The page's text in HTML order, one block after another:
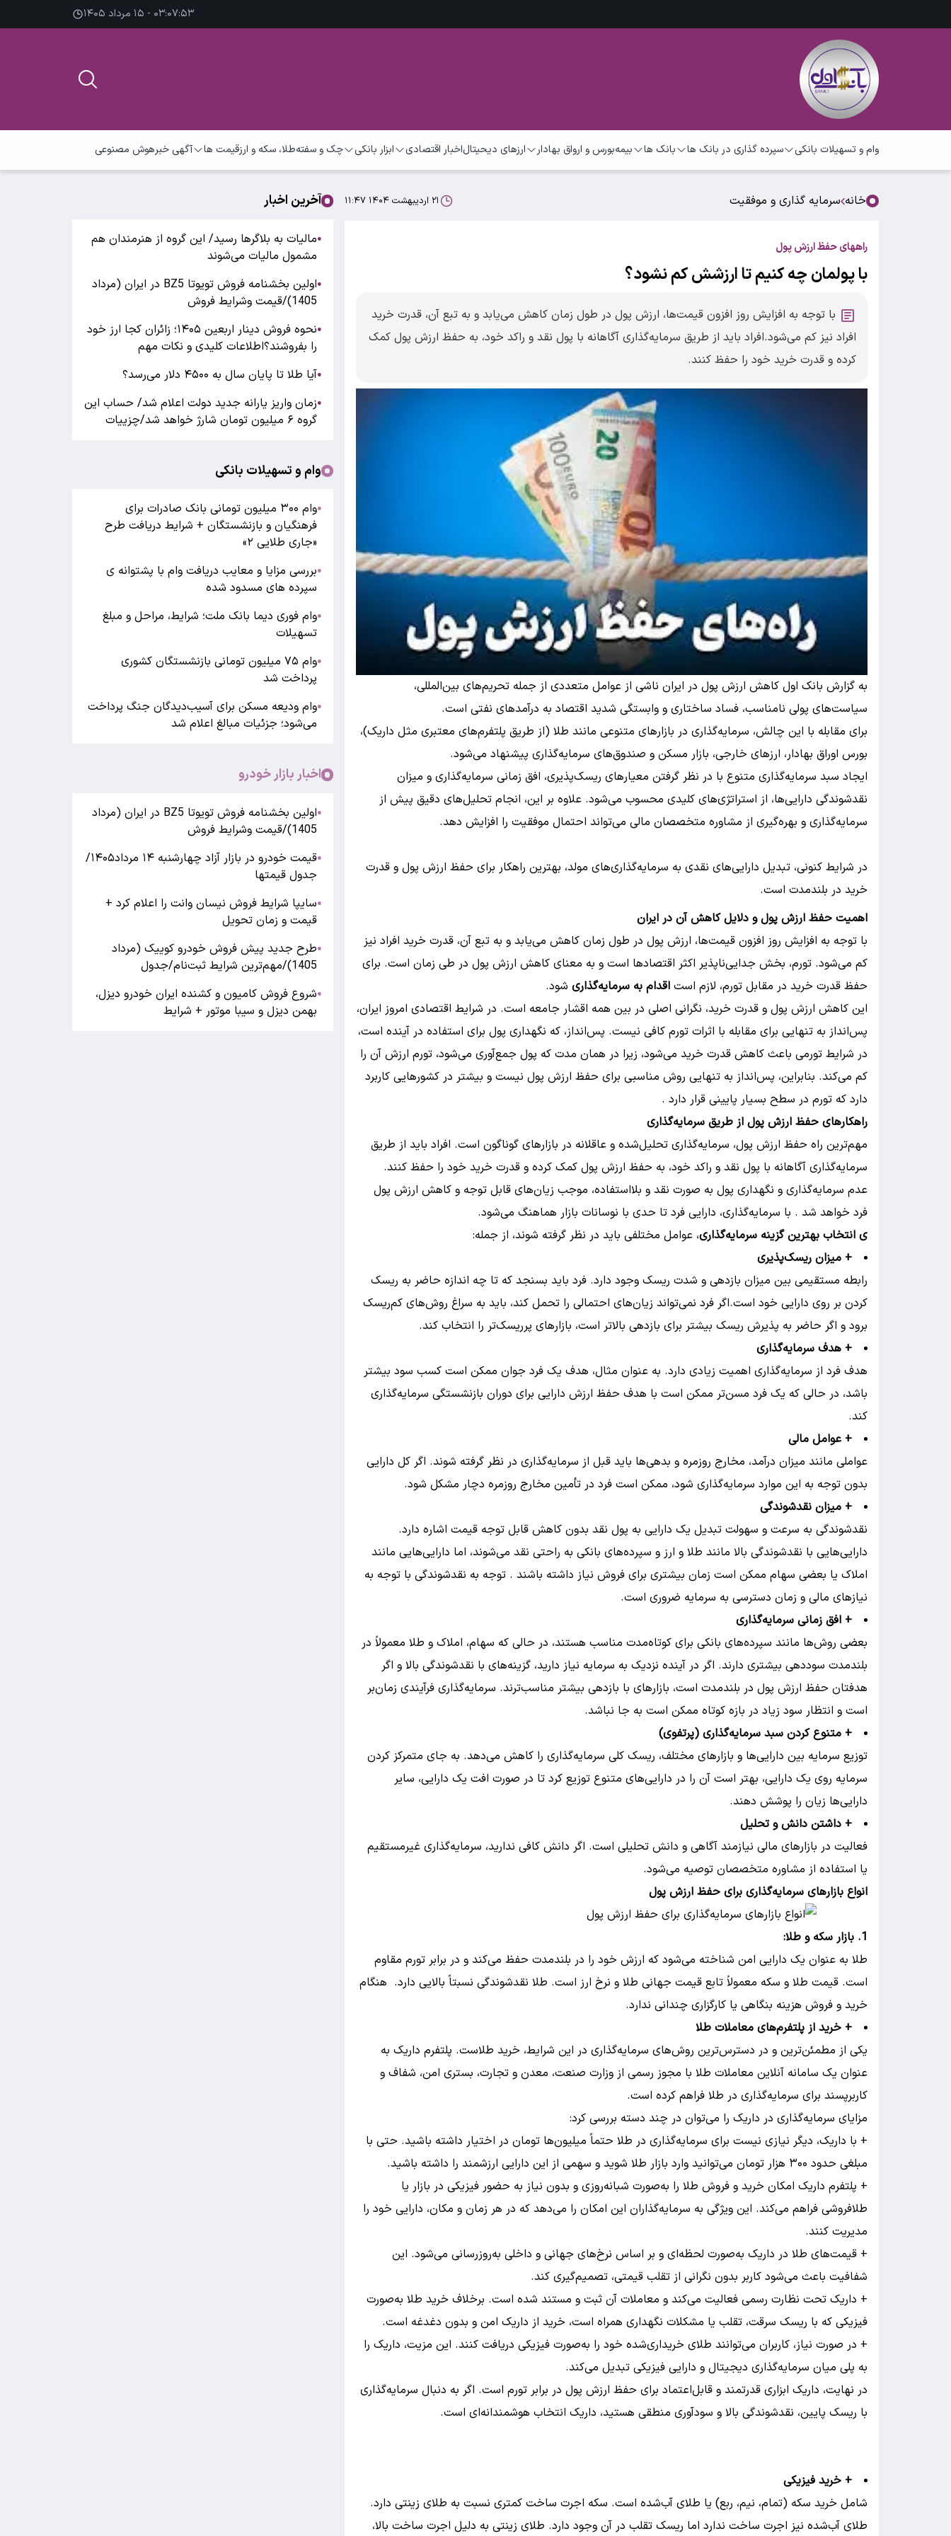
۰۳:۰۷:۵۴ - ۱۵ مرداد ۱۴۰۵
وام و تسهیلات بانکی سپرده گذاری در بانک ها بانک ها بیمهبورس و ارواق بهادار ارزهای دیحیتالاخبار اقتصادی ابزار بانکی چک و سفتهطلا، سکه و ارزقیمت ها آگهی خبرهوش مصنوعی
خانه سرمایه گذاری و موفقیت ۲۱ اردیبهشت ۱۴۰۴ ۱۱:۴۷
راههای حفظ ارزش پول
با پولمان چه کنیم تا ارزشش کم نشود؟
با توجه به افزایش روز افزون قیمت‌ها، ارزش پول در طول زمان کاهش می‌یابد و به تبع آن، قدرت خرید
افراد نیز کم می‌شود.افراد باید از طریق سرمایه‌گذاری آگاهانه با پول نقد و راکد خود، به حفظ ارزش پول کمک
کرده و قدرت خرید خود را حفظ کنند.
به گزارش بانک اول کاهش ارزش پول در ایران ناشی از عوامل متعددی از جمله تحریم‌های بین‌المللی،
سیاست‌های پولی نامناسب، فساد ساختاری و وابستگی شدید اقتصاد به درآمدهای نفتی است.
برای مقابله با این چالش، سرمایه‌گذاری در بازارهای متنوعی مانند طلا (از طریق پلتفرم‌های معتبری مثل داریک)،
بورس اوراق بهادار، ارزهای خارجی، بازار مسکن و صندوق‌های سرمایه‌گذاری پیشنهاد می‌شود.
ایجاد سبد سرمایه‌گذاری متنوع با در نظر گرفتن معیارهای ریسک‌پذیری، افق زمانی سرمایه‌گذاری و میزان
نقدشوندگی دارایی‌ها، از استراتژی‌های کلیدی محسوب می‌شود. علاوه بر این، انجام تحلیل‌های دقیق پیش از
سرمایه‌گذاری و بهره‌گیری از مشاوره متخصصان مالی می‌تواند احتمال موفقیت را افزایش دهد.
در شرایط کنونی، تبدیل دارایی‌های نقدی به سرمایه‌گذاری‌های مولد، بهترین راهکار برای حفظ ارزش پول و قدرت
خرید در بلندمدت است.
اهمیت حفظ ارزش پول و دلایل کاهش آن در ایران
با توجه به افزایش روز افزون قیمت‌ها، ارزش پول در طول زمان کاهش می‌یابد و به تبع آن، قدرت خرید افراد نیز
کم می‌شود. تورم، بخش جدایی‌ناپذیر اکثر اقتصادها است و به معنای کاهش ارزش پول در طی زمان است. برای
حفظ قدرت خرید در مقابل تورم، لازم است اقدام به سرمایه‌گذاری شود.
این کاهش ارزش پول و قدرت خرید، نگرانی اصلی در بین همه اقشار جامعه است. در شرایط اقتصادی امروز ایران،
پس‌انداز به تنهایی برای مقابله با اثرات تورم کافی نیست. پس‌انداز، که نگهداری پول برای استفاده در آینده است،
در شرایط تورمی باعث کاهش قدرت خرید می‌شود، زیرا در همان مدت که پول جمع‌آوری می‌شود، تورم ارزش آن را
کم می‌کند. بنابراین، پس‌انداز به تنهایی روش مناسبی برای حفظ ارزش پول نیست و بیشتر در کشورهایی کاربرد
دارد که تورم در سطح بسیار پایینی قرار دارد .
راهکارهای حفظ ارزش پول از طریق سرمایه‌گذاری
مهم‌ترین راه حفظ ارزش پول، سرمایه‌گذاری تحلیل‌شده و عاقلانه در بازارهای گوناگون است. افراد باید از طریق
سرمایه‌گذاری آگاهانه با پول نقد و راکد خود، به حفظ ارزش پول کمک کرده و قدرت خرید خود را حفظ کنند.
عدم سرمایه‌گذاری و نگهداری پول به صورت نقد و بلااستفاده، موجب زیان‌های قابل توجه و کاهش ارزش پول
فرد خواهد شد . با سرمایه‌گذاری، دارایی فرد تا حدی با نوسانات بازار هماهنگ می‌شود.
ی انتخاب بهترین گزینه سرمایه‌گذاری، عوامل مختلفی باید در نظر گرفته شوند، از جمله:
+ میزان ریسک‌پذیری
رابطه مستقیمی بین میزان بازدهی و شدت ریسک وجود دارد. فرد باید بسنجد که تا چه اندازه حاضر به ریسک
کردن بر روی دارایی خود است.اگر فرد نمی‌تواند زیان‌های احتمالی را تحمل کند، باید به سراغ روش‌های کم‌ریسک
برود و اگر حاضر به پذیرش ریسک بیشتر برای بازدهی بالاتر است، بازارهای پرریسک‌تر را انتخاب کند.
+ هدف سرمایه‌گذاری
هدف فرد از سرمایه‌گذاری اهمیت زیادی دارد. به عنوان مثال، هدف یک فرد جوان ممکن است کسب سود بیشتر
باشد، در حالی که یک فرد مسن‌تر ممکن است با هدف حفظ ارزش دارایی برای دوران بازنشستگی سرمایه‌گذاری
کند.
+ عوامل مالی
عواملی مانند میزان درآمد، مخارج روزمره و بدهی‌ها باید قبل از سرمایه‌گذاری در نظر گرفته شوند. اگر کل دارایی
بدون توجه به این موارد سرمایه‌گذاری شود، ممکن است فرد در تأمین مخارج روزمره دچار مشکل شود.
+ میزان نقدشوندگی
نقدشوندگی به سرعت و سهولت تبدیل یک دارایی به پول نقد بدون کاهش قابل توجه قیمت اشاره دارد.
دارایی‌هایی با نقدشوندگی بالا مانند طلا و ارز و سپرده‌های بانکی به راحتی نقد می‌شوند، اما دارایی‌هایی مانند
املاک یا بعضی سهام ممکن است زمان بیشتری برای فروش نیاز داشته باشند . توجه به نقدشوندگی با توجه به
نیازهای مالی و زمان دسترسی به سرمایه ضروری است.
+ افق زمانی سرمایه‌گذاری
بعضی روش‌ها مانند سپرده‌های بانکی برای کوتاه‌مدت مناسب هستند، در حالی که سهام، املاک و طلا معمولاً در
بلندمدت سوددهی بیشتری دارند. اگر در آینده نزدیک به سرمایه نیاز دارید، گزینه‌های با نقدشوندگی بالا و اگر
هدفتان حفظ ارزش پول در بلندمدت است، بازارهای با بازدهی بیشتر مناسب‌ترند. سرمایه‌گذاری فرآیندی زمان‌بر
است و انتظار سود زیاد در بازه کوتاه ممکن است به جا نباشد.
+ متنوع کردن سبد سرمایه‌گذاری (پرتفوی)
توزیع سرمایه بین دارایی‌ها و بازارهای مختلف، ریسک کلی سرمایه‌گذاری را کاهش می‌دهد. به جای متمرکز کردن
سرمایه روی یک دارایی، بهتر است آن را در دارایی‌های متنوع توزیع کرد تا در صورت افت یک دارایی، سایر
دارایی‌ها زیان را پوشش دهند.
+ داشتن دانش و تحلیل
فعالیت در بازارهای مالی نیازمند آگاهی و دانش تحلیلی است. اگر دانش کافی ندارید، سرمایه‌گذاری غیرمستقیم
یا استفاده از مشاوره متخصصان توصیه می‌شود.
انواع بازارهای سرمایه‌گذاری برای حفظ ارزش پول
1. بازار سکه و طلا:
طلا به عنوان یک دارایی امن شناخته می‌شود که ارزش خود را در بلندمدت حفظ می‌کند و در برابر تورم مقاوم
است. قیمت طلا و سکه معمولاً تابع قیمت جهانی طلا و نرخ ارز است. طلا نقدشوندگی نسبتاً بالایی دارد. هنگام
خرید و فروش هزینه بنگاهی یا کارگزاری چندانی ندارد.
+ خرید از پلتفرم‌های معاملات طلا
یکی از مطمئن‌ترین و در دسترس‌ترین روش‌های سرمایه‌گذاری در این شرایط، خرید طلاست. پلتفرم داریک به
عنوان یک سامانه آنلاین معاملات طلا با مجوز رسمی از وزارت صنعت، معدن و تجارت، بستری امن، شفاف و
کاربرپسند برای سرمایه‌گذاری در طلا فراهم کرده است.
مزایای سرمایه‌گذاری در داریک را می‌توان در چند دسته بررسی کرد:
+ با داریک، دیگر نیازی نیست برای سرمایه‌گذاری در طلا حتماً میلیون‌ها تومان در اختیار داشته باشید. حتی با
مبلغی حدود ۳۰۰ هزار تومان می‌توانید وارد بازار طلا شوید و سهمی از این دارایی ارزشمند را داشته باشید.
+ پلتفرم داریک امکان خرید و فروش طلا را به‌صورت شبانه‌روزی و بدون نیاز به حضور فیزیکی در بازار یا
طلافروشی فراهم می‌کند. این ویژگی به سرمایه‌گذاران این امکان را می‌دهد که در هر زمان و مکان، دارایی خود را
مدیریت کنند.
+ قیمت‌های طلا در داریک به‌صورت لحظه‌ای و بر اساس نرخ‌های جهانی و داخلی به‌روزرسانی می‌شود. این
شفافیت باعث می‌شود کاربر بدون نگرانی از تقلب قیمتی، تصمیم‌گیری کند.
+ داریک تحت نظارت رسمی فعالیت می‌کند و معاملات آن ثبت و مستند شده است. برخلاف خرید طلا به‌صورت
فیزیکی که با ریسک سرقت، تقلب یا مشکلات نگهداری همراه است، خرید از داریک امن و بدون دغدغه است.
+ در صورت نیاز، کاربران می‌توانند طلای خریداری‌شده خود را به‌صورت فیزیکی دریافت کنند. این مزیت، داریک را
به پلی میان سرمایه‌گذاری دیجیتال و دارایی فیزیکی تبدیل می‌کند.
در نهایت، داریک ابزاری قدرتمند و قابل‌اعتماد برای حفظ ارزش پول در برابر تورم است. اگر به دنبال سرمایه‌گذاری
با ریسک پایین، نقدشوندگی بالا و سودآوری منطقی هستید، داریک انتخاب هوشمندانه‌ای است.
+ خرید فیزیکی
شامل خرید سکه (تمام، نیم، ربع) یا طلای آب‌شده است. سکه اجرت ساخت کمتری نسبت به طلای زینتی دارد.
طلای آب‌شده نیز اجرت ساخت ندارد اما ریسک تقلب در آن وجود دارد. طلای زینتی به دلیل اجرت ساخت بالا،
آخرین اخبار
●مالیات به بلاگرها رسید/ این گروه از هنرمندان هم
مشمول مالیات می‌شوند
●
اولین بخشنامه فروش تویوتا BZ5 در ایران (مرداد
1405)/قیمت وشرایط فروش
●
نحوه فروش دینار اربعین ۱۴۰۵؛ زائران کجا ارز خود
را بفروشند؟اطلاعات کلیدی و نکات مهم
●آیا طلا تا پایان سال به ۴۵۰۰ دلار می‌رسد؟
●زمان واریز یارانه جدید دولت اعلام شد/ حساب این
گروه ۶ میلیون تومان شارژ خواهد شد/چزییات
وام و تسهیلات بانکی
●
وام ۳۰۰ میلیون تومانی بانک صادرات برای
فرهنگیان و بازنشستگان + شرایط دریافت طرح
«جاری طلایی ۲»
●بررسی مزایا و معایب دریافت وام با پشتوانه ی
سپرده های مسدود شده
●وام فوری دیما بانک ملت؛ شرایط، مراحل و مبلغ
تسهیلات
●
وام ۷۵ میلیون تومانی بازنشستگان کشوری
پرداخت شد
●وام ودیعه مسکن برای آسیب‌دیدگان جنگ پرداخت
می‌شود؛ جزئیات مبالغ اعلام شد
اخبار بازار خودرو
●
اولین بخشنامه فروش تویوتا BZ5 در ایران (مرداد
1405)/قیمت وشرایط فروش
●
قیمت خودرو در بازار آزاد چهارشنبه ۱۴ مرداد۱۴۰۵/
جدول قیمتها
●سایپا شرایط فروش نیسان وانت را اعلام کرد +
قیمت و زمان تحویل
●طرح جدید پیش فروش خودرو کوییک (مرداد
1405)/مهم‌ترین شرایط ثبت‌نام/جدول
●شروع فروش کامیون و کشنده ایران خودرو دیزل،
بهمن دیزل و سیبا موتور + شرایط